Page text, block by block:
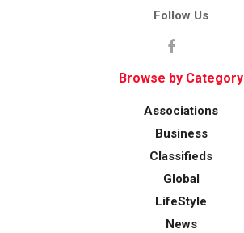
Follow Us
Browse by Category
Associations
Business
Classifieds
Global
LifeStyle
News